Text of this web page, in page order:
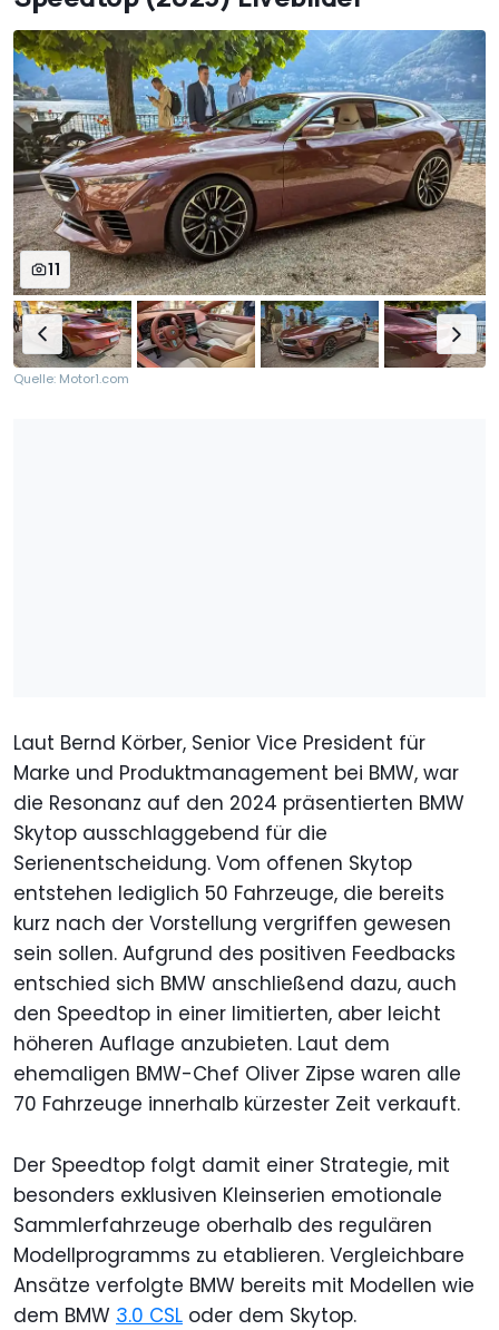
11
Quelle: Motor1.com
Laut Bernd Körber, Senior Vice President für
Marke und Produktmanagement bei BMW, war
die Resonanz auf den 2024 präsentierten BMW
Skytop ausschlaggebend für die
Serienentscheidung. Vom offenen Skytop
entstehen lediglich 50 Fahrzeuge, die bereits
kurz nach der Vorstellung vergriffen gewesen
sein sollen. Aufgrund des positiven Feedbacks
entschied sich BMW anschließend dazu, auch
den Speedtop in einer limitierten, aber leicht
höheren Auflage anzubieten. Laut dem
ehemaligen BMW-Chef Oliver Zipse waren alle
70 Fahrzeuge innerhalb kürzester Zeit verkauft.
Der Speedtop folgt damit einer Strategie, mit
besonders exklusiven Kleinserien emotionale
Sammlerfahrzeuge oberhalb des regulären
Modellprogramms zu etablieren. Vergleichbare
Ansätze verfolgte BMW bereits mit Modellen wie
dem BMW 3.0 CSL oder dem Skytop.